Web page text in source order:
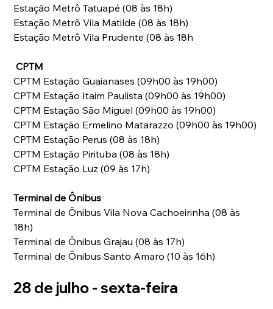
Estação Metrô Tatuapé (08 às 18h)
Estação Metrô Vila Matilde (08 às 18h)
Estação Metrô Vila Prudente (08 às 18h
CPTM
CPTM Estação Guaianases (09h00 às 19h00)
CPTM Estação Itaim Paulista (09h00 às 19h00)
CPTM Estação São Miguel (09h00 às 19h00)
CPTM Estação Ermelino Matarazzo (09h00 às 19h00)
CPTM Estação Perus (08 às 18h)
CPTM Estação Pirituba (08 às 18h)
CPTM Estação Luz (09 às 17h)
Terminal de Ônibus
Terminal de Ônibus Vila Nova Cachoeirinha (08 às
18h)
Terminal de Ônibus Grajau (08 às 17h)
Terminal de Ônibus Santo Amaro (10 às 16h)
28 de julho - sexta-feira